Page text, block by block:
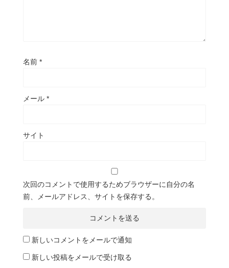
名前 *
メール *
サイト
次回のコメントで使用するためブラウザーに自分の名
前、メールアドレス、サイトを保存する。
新しいコメントをメールで通知
新しい投稿をメールで受け取る